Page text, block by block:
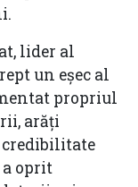
lider al
un eșec al
propriul
arăți
oprit